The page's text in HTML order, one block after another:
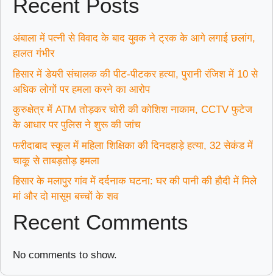
Recent Posts
अंबाला में पत्नी से विवाद के बाद युवक ने ट्रक के आगे लगाई छलांग,
हालत गंभीर
हिसार में डेयरी संचालक की पीट-पीटकर हत्या, पुरानी रंजिश में 10 से
अधिक लोगों पर हमला करने का आरोप
कुरुक्षेत्र में ATM तोड़कर चोरी की कोशिश नाकाम, CCTV फुटेज
के आधार पर पुलिस ने शुरू की जांच
फरीदाबाद स्कूल में महिला शिक्षिका की दिनदहाड़े हत्या, 32 सेकंड में
चाकू से ताबड़तोड़ हमला
हिसार के मलापुर गांव में दर्दनाक घटना: घर की पानी की हौदी में मिले
मां और दो मासूम बच्चों के शव
Recent Comments
No comments to show.